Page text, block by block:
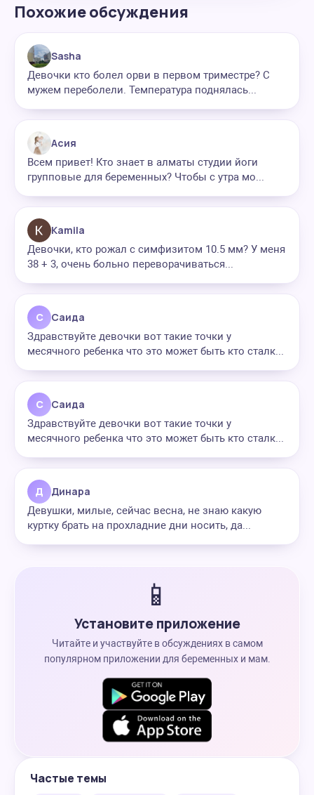
Похожие обсуждения
Sasha
Девочки кто болел орви в первом триместре? С
мужем переболели. Температура поднялась...
Асия
Всем привет! Кто знает в алматы студии йоги
групповые для беременных? Чтобы с утра мо...
Kamila
Девочки, кто рожал с симфизитом 10.5 мм? У меня
38 + 3, очень больно переворачиваться...
С Саида
Здравствуйте девочки вот такие точки у
месячного ребенка что это может быть кто сталк...
С Саида
Здравствуйте девочки вот такие точки у
месячного ребенка что это может быть кто сталк...
Д Динара
Девушки, милые, сейчас весна, не знаю какую
куртку брать на прохладние дни носить, да...
📱
Установите приложение
Читайте и участвуйте в обсуждениях в самом
популярном приложении для беременных и мам.
Частые темы